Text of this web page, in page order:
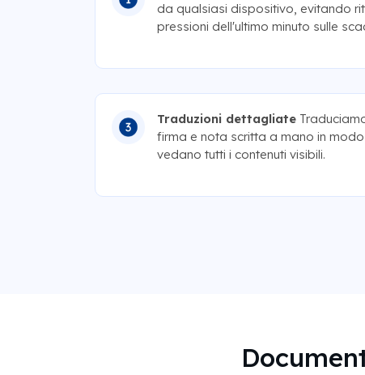
da qualsiasi dispositivo, evitando
pressioni dell'ultimo minuto sulle
Traduzioni dettagliate
firma e nota scritta a mano in modo
vedano tutti i contenuti visibili.